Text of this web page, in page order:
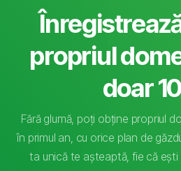
propriul
doar
Fără glumă, poți obține propriul
în primul an, cu orice plan de
ta unică te așteaptă, fie că